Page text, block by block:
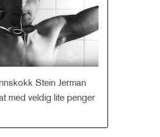
Stein Jerman
med veldig lite penger